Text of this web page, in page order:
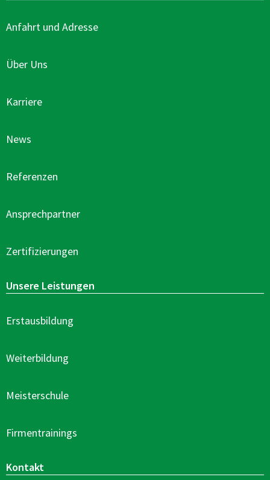
Anfahrt und Adresse
Über Uns
Karriere
News
Referenzen
Ansprechpartner
Zertifizierungen
Unsere Leistungen
Erstausbildung
Weiterbildung
Meisterschule
Firmentrainings
Kontakt